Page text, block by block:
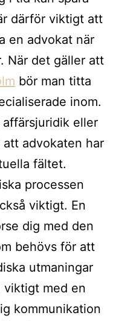
därför viktigt att
en advokat när
När det gäller att
bör man titta
inom.
eller
advokaten har
fältet.
processen
viktigt. En
dig med den
behövs för att
utmaningar
viktigt med en
kommunikation